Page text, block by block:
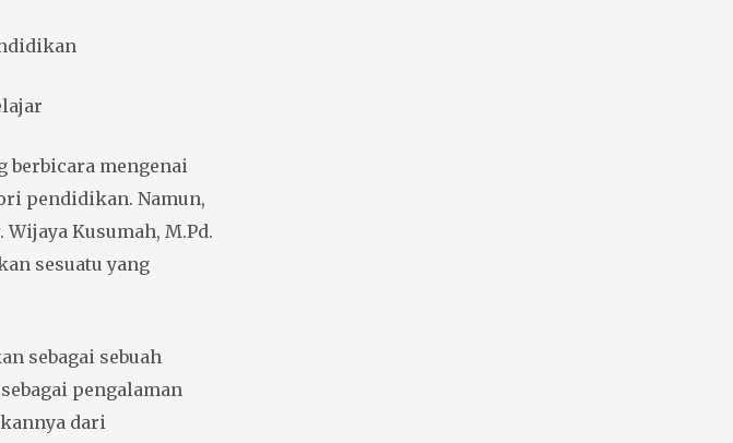
berbicara mengenai
pendidikan. Namun,
Kusumah, M.Pd.
sesuatu yang
sebagai sebuah
pengalaman
dari